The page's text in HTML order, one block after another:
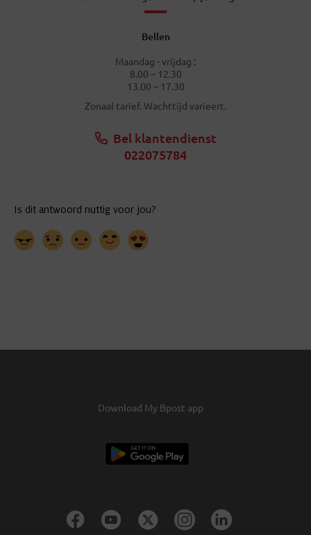
Bellen
Maandag - vrijdag :
8.00 – 12.30
13.00 – 17.30
Zonaal tarief. Wachttijd varieert.
Bel klantendienst
022075784
Download My Bpost app